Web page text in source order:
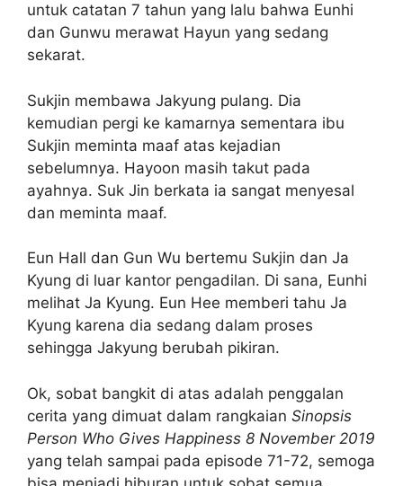
untuk catatan 7 tahun yang lalu bahwa Eunhi
dan Gunwu merawat Hayun yang sedang
sekarat.
Sukjin membawa Jakyung pulang. Dia
kemudian pergi ke kamarnya sementara ibu
Sukjin meminta maaf atas kejadian
sebelumnya. Hayoon masih takut pada
ayahnya. Suk Jin berkata ia sangat menyesal
dan meminta maaf.
Eun Hall dan Gun Wu bertemu Sukjin dan Ja
Kyung di luar kantor pengadilan. Di sana, Eunhi
melihat Ja Kyung. Eun Hee memberi tahu Ja
Kyung karena dia sedang dalam proses
sehingga Jakyung berubah pikiran.
Ok, sobat bangkit di atas adalah penggalan
cerita yang dimuat dalam rangkaian Sinopsis
Person Who Gives Happiness 8 November 2019
yang telah sampai pada episode 71-72, semoga